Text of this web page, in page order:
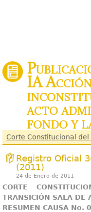
IA
acto
fondo y
Corte Constitucional del
Registro Oficial
(2011)
24 de Enero de 2011
CORTE
TRANSICIÓN SALA DE
RESUMEN CAUSA No.